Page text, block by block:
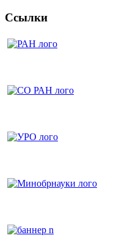
Ссылки